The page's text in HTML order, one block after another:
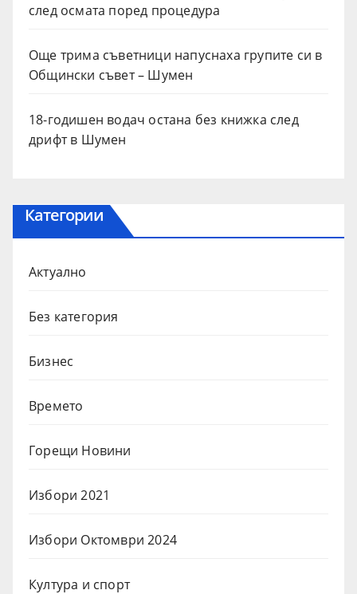
след осмата поред процедура
Още трима съветници напуснаха групите си в
Общински съвет – Шумен
18-годишен водач остана без книжка след
дрифт в Шумен
Категории
Актуално
Без категория
Бизнес
Времето
Горещи Новини
Избори 2021
Избори Октомври 2024
Култура и спорт